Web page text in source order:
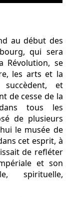
au début des
qui sera
Révolution, se
les arts et la
et
de cesse de la
tous les
de plusieurs
le musée de
cet esprit, à
de refléter
et son
spirituelle,